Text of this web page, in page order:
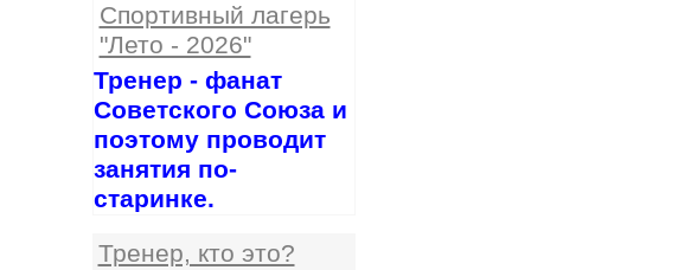
Спортивный лагерь
"Лето - 2026"
Тренер - фанат
Советского Союза и
поэтому проводит
занятия по-
старинке.
Тренер, кто это?